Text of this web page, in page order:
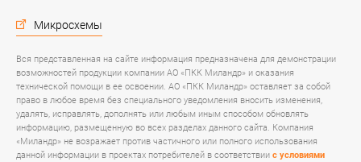
Микросхемы
Вся представленная на сайте информация предназначена для демонстрации
возможностей продукции компании АО «ПКК Миландр» и оказания
технической помощи в ее освоении. АО «ПКК Миландр» оставляет за собой
право в любое время без специального уведомления вносить изменения,
удалять, исправлять, дополнять или любым иным способом обновлять
информацию, размещенную во всех разделах данного сайта. Компания
«Миландр» не возражает против частичного или полного использования
данной информации в проектах потребителей в соответствии с условиями